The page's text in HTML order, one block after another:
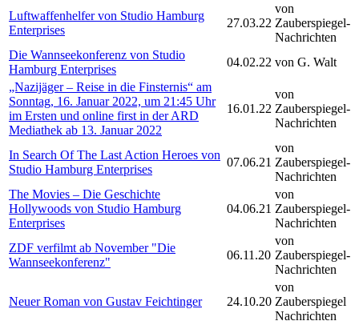
Luftwaffenhelfer von Studio Hamburg
Enterprises
27.03.22
von
Zauberspiegel-
Nachrichten
Die Wannseekonferenz von Studio
Hamburg Enterprises
04.02.22 von G. Walt
„Nazijäger – Reise in die Finsternis“ am
Sonntag, 16. Januar 2022, um 21:45 Uhr
im Ersten und online first in der ARD
Mediathek ab 13. Januar 2022
16.01.22
von
Zauberspiegel-
Nachrichten
In Search Of The Last Action Heroes von
Studio Hamburg Enterprises
07.06.21
von
Zauberspiegel-
Nachrichten
The Movies – Die Geschichte
Hollywoods von Studio Hamburg
Enterprises
04.06.21
von
Zauberspiegel-
Nachrichten
ZDF verfilmt ab November "Die
Wannseekonferenz"
06.11.20
von
Zauberspiegel-
Nachrichten
Neuer Roman von Gustav Feichtinger 24.10.20
von
Zauberspiegel
Nachrichten